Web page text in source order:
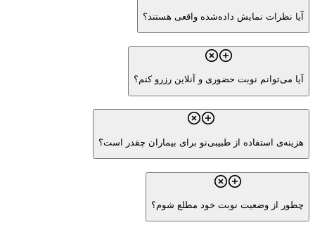
آیا نظرات نمایش داده‌شده واقعی هستند؟
آیا می‌توانم نوبت حضوری و آنلاین رزرو کنم؟
هزینه‌ی استفاده از طبیبی‌نو برای بیماران چقدر است؟
چطور از وضعیت نوبت خود مطلع شوم؟